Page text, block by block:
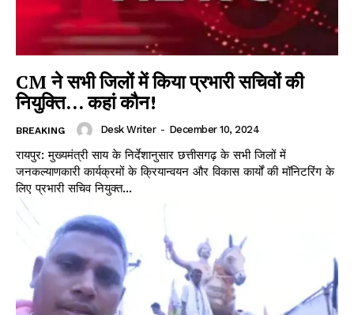
CM ने सभी जिलों में किया प्रभारी सचिवों की
नियुक्ति… कहां कौन!
BREAKING Desk Writer - December 10, 2024
रायपुर: मुख्यमंत्री साय के निर्देशानुसार छत्तीसगढ़ के सभी जिलों में
जनकल्याणकारी कार्यक्रमों के क्रियान्वयन और विकास कार्यों की मॉनिटरिंग के
लिए प्रभारी सचिव नियुक्त...